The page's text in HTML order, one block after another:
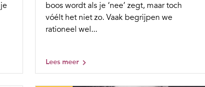
boos wordt als je ‘nee’ zegt, maar toch
vóélt het niet zo. Vaak begrijpen we
rationeel wel...
Lees meer